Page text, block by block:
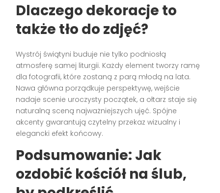
Dlaczego dekoracje to
także tło do zdjęć?
Wystrój świątyni buduje nie tylko podniosłą
atmosferę samej liturgii. Każdy element tworzy ramę
dla fotografii, które zostaną z parą młodą na lata.
Nawa główna porządkuje perspektywę, wejście
nadaje scenie uroczysty początek, a ołtarz staje się
naturalną sceną najważniejszych ujęć. Spójne
akcenty gwarantują czytelny przekaz wizualny i
elegancki efekt końcowy.
Podsumowanie: Jak
ozdobić kościół na ślub,